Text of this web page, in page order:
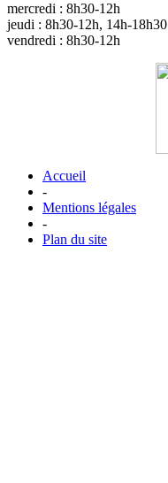
mercredi : 8h30-12h
jeudi : 8h30-12h, 14h-18h30
vendredi : 8h30-12h
Accueil
-
Mentions légales
-
Plan du site